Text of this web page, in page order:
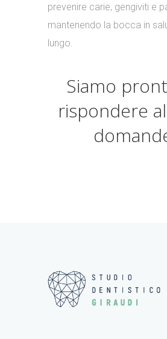
prevenire carie, gengiviti e
mantenendo la bocca in
lungo.
Siamo
rispondere